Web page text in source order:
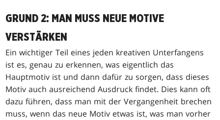
GRUND 2: MAN MUSS NEUE MOTIVE
VERSTÄRKEN
Ein wichtiger Teil eines jeden kreativen Unterfangens
ist es, genau zu erkennen, was eigentlich das
Hauptmotiv ist und dann dafür zu sorgen, dass dieses
Motiv auch ausreichend Ausdruck findet. Dies kann oft
dazu führen, dass man mit der Vergangenheit brechen
muss, wenn das neue Motiv etwas ist, was man vorher